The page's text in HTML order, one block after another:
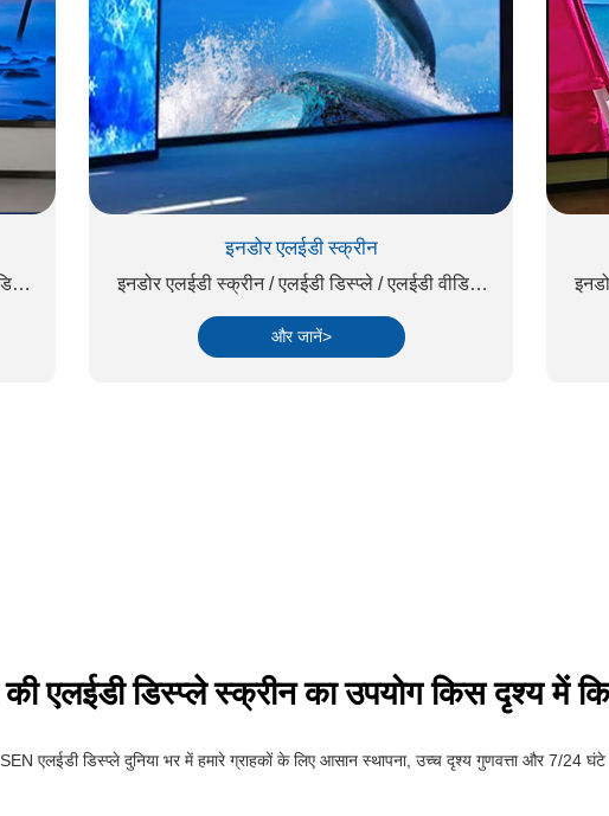
इनडोर एलईडी स्क्रीन
इनडोर एलईडी स्क्रीन / एलईडी डिस्प्ले / एलईडी वीडियो
और जानें>
एलईडी डिस्प्ले स्क्रीन का उपयोग किस दृश्य में
एलईडी डिस्प्ले दुनिया भर में हमारे ग्राहकों के लिए आसान स्थापना, उच्च दृश्य गुणवत्ता और 7/24